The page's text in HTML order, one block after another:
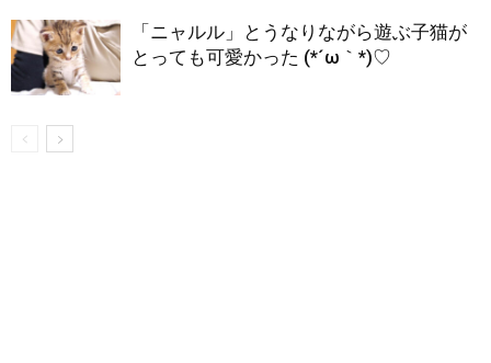
「ニャルル」とうなりながら遊ぶ子猫が
とっても可愛かった (*´ω｀*)♡